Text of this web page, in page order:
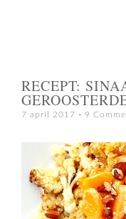
RECEPT:
7 april 2017 9